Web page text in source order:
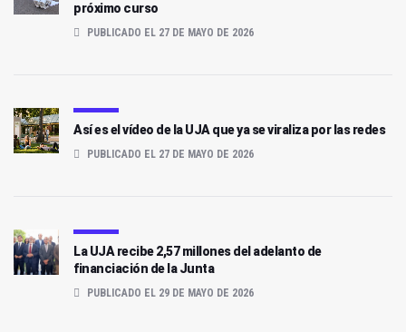
próximo curso
PUBLICADO EL 27 DE MAYO DE 2026
Así es el vídeo de la UJA que ya se viraliza por las redes
PUBLICADO EL 27 DE MAYO DE 2026
La UJA recibe 2,57 millones del adelanto de
financiación de la Junta
PUBLICADO EL 29 DE MAYO DE 2026